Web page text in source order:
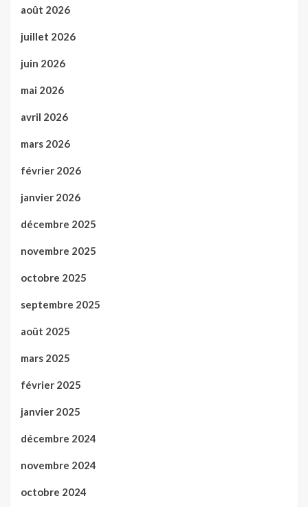
août 2026
juillet 2026
juin 2026
mai 2026
avril 2026
mars 2026
février 2026
janvier 2026
décembre 2025
novembre 2025
octobre 2025
septembre 2025
août 2025
mars 2025
février 2025
janvier 2025
décembre 2024
novembre 2024
octobre 2024